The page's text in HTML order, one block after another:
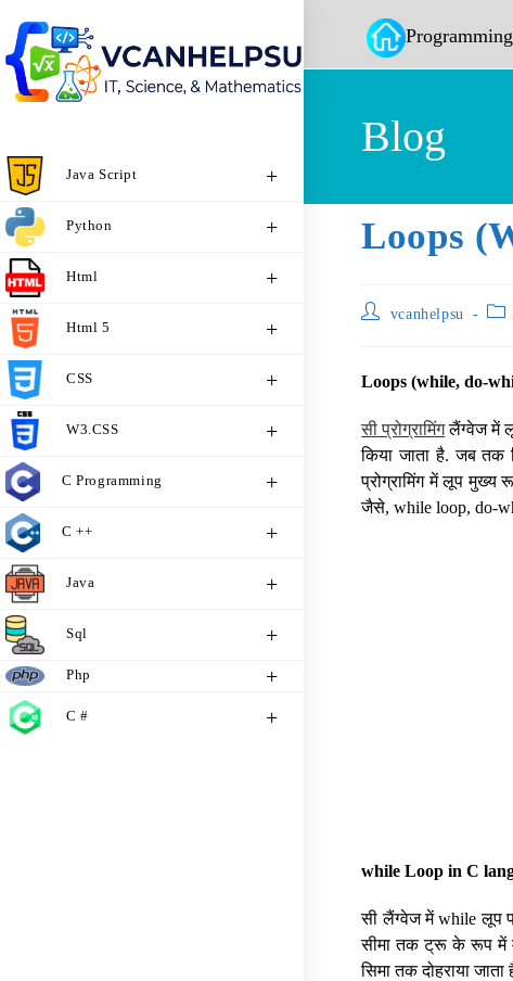
Programming
Java Script
Python
Html
Html 5
CSS
W3.CSS
C Programming
C ++
Java
Sql
Php
C #
Blog
Loops
vcanhelpsu
Loops (while, do-
सी प्रोग्रामिंगलैंग्वेज में
किया जाता है. जब तक
प्रोग्रामिंग में लूप मुख्य
जैसे, while loop, do-
while Loop in C
सी लैंग्वेज में while लूप
सीमा तक ट्रू के रूप में
सिमा तक दोहराया